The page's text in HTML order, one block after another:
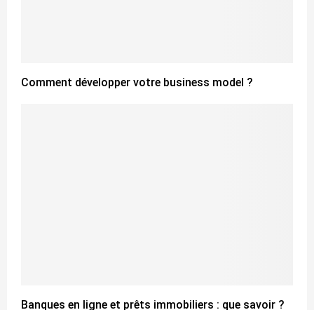
Comment développer votre business model ?
Banques en ligne et prêts immobiliers : que savoir ?